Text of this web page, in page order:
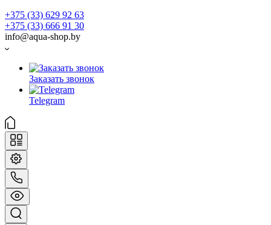
+375 (33) 629 92 63
+375 (33) 666 91 30
info@aqua-shop.by
Заказать звонок
Telegram